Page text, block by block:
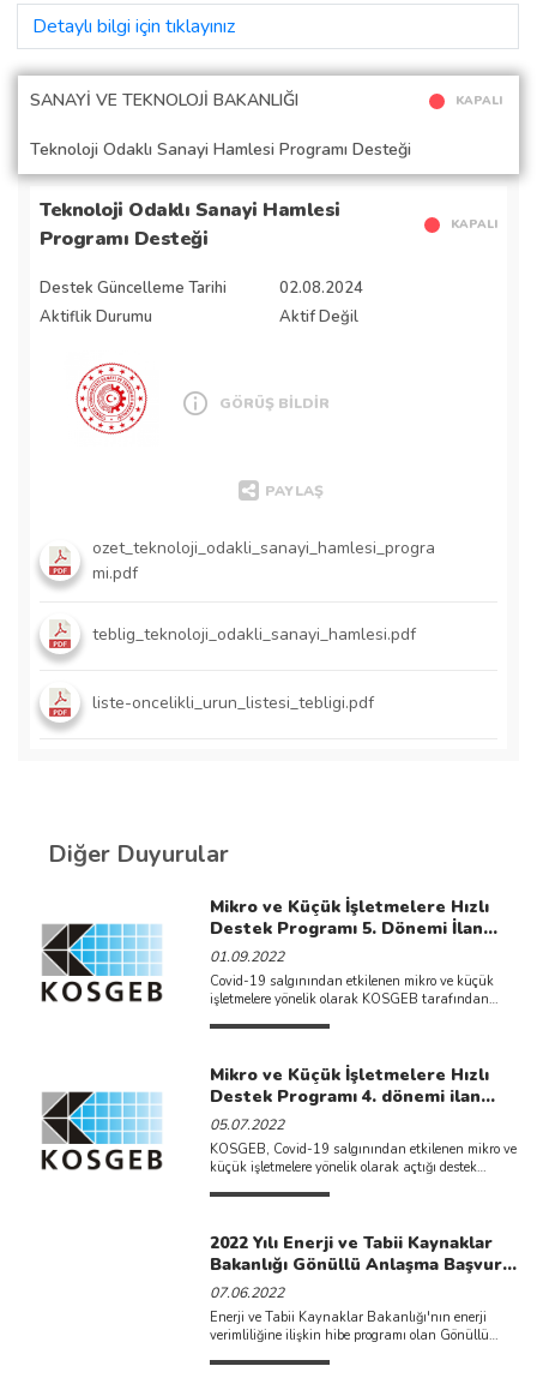
Detaylı bilgi için tıklayınız
SANAYİ VE TEKNOLOJİ BAKANLIĞI
Teknoloji Odaklı Sanayi Hamlesi Programı Desteği
KAPALI
Teknoloji Odaklı Sanayi Hamlesi
Programı Desteği
KAPALI
Destek Güncelleme Tarihi
02.08.2024
Aktiflik Durumu
Aktif Değil
GÖRÜŞ BİLDİR
PAYLAŞ
ozet_teknoloji_odakli_sanayi_hamlesi_progra
mi.pdf
teblig_teknoloji_odakli_sanayi_hamlesi.pdf
liste-oncelikli_urun_listesi_tebligi.pdf
Diğer Duyurular
Mikro ve Küçük İşletmelere Hızlı
Destek Programı 5. Dönemi İlan
Edilmiştir.
01.09.2022
Covid-19 salgınından etkilenen mikro ve küçük
işletmelere yönelik olarak KOSGEB tarafından
Mikro ve Küçük İşletmelere Hızlı
Destek Programı 4. dönemi ilan
edilmiştir.
05.07.2022
KOSGEB, Covid-19 salgınından etkilenen mikro ve
küçük işletmelere yönelik olarak açtığı destek
2022 Yılı Enerji ve Tabii Kaynaklar
Bakanlığı Gönüllü Anlaşma Başvuru
Tarihi Değiştirilmiştir.
07.06.2022
Enerji ve Tabii Kaynaklar Bakanlığı'nın enerji
verimliliğine ilişkin hibe programı olan Gönüllü